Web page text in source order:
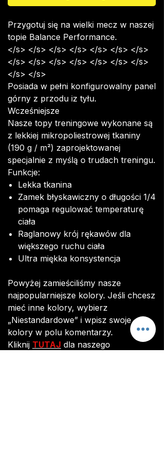
Przygotuj się na wielki mecz w naszej
topie Balance Performance.
</s> </s> </s> </s> </s> </s> </s>
</s> </s> </s> </s> </s> </s> </s>
</s> </s>
Posiada w pełni konfigurowalny panel
górny z przodu iz tyłu.
Wcześniejsze
Nasze topy treningowe wykonane są
z lekkiej mikropoliestrowej tkaniny
(190 g / m²) zaprojektowanej
specjalnie z myślą o trudach treningu.
Funkcje:
Lekka tkanina
Zamek błyskawiczny o długości 1/4
pomaga regulować temperaturę
ciała
Raglanowy krój rękawów dla
większego ruchu ciała
Ultra miękka konsystencja
Powyżej zamieściliśmy nasze
najpopularniejsze kolory. Jeśli chcesz
mieć inne kolory, wybierz
„Niestandardowe” i wpisz swoje
kolory w polu komentarzy.
Kliknij TUTAJ dla naszego